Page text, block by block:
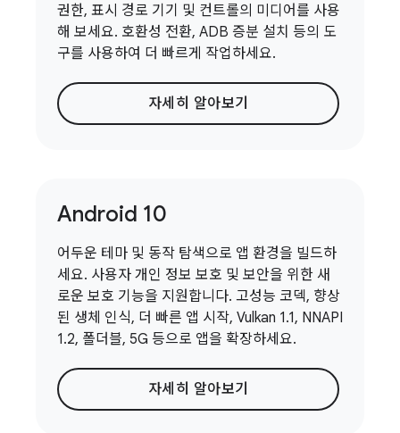
권한, 표시 경로 기기 및 컨트롤의 미디어를 사용
해 보세요. 호환성 전환, ADB 증분 설치 등의 도
구를 사용하여 더 빠르게 작업하세요.
자세히 알아보기
Android 10
어두운 테마 및 동작 탐색으로 앱 환경을 빌드하
세요. 사용자 개인 정보 보호 및 보안을 위한 새
로운 보호 기능을 지원합니다. 고성능 코덱, 향상
된 생체 인식, 더 빠른 앱 시작, Vulkan 1.1, NNAPI
1.2, 폴더블, 5G 등으로 앱을 확장하세요.
자세히 알아보기